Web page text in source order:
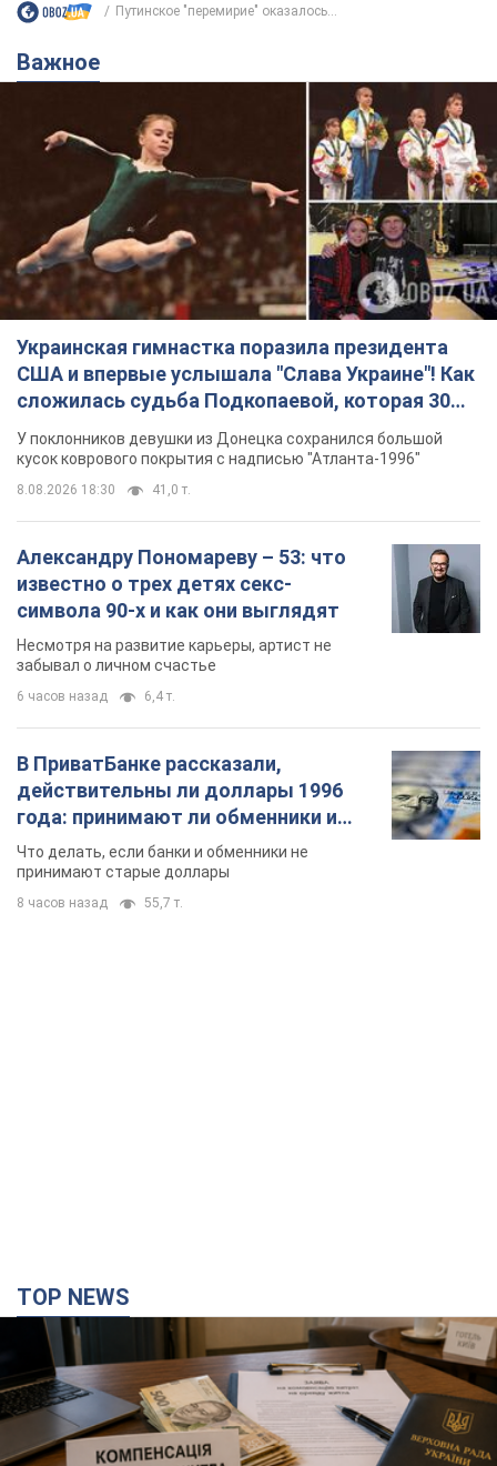
Путинское "перемирие" оказалось...
Важное
Украинская гимнастка поразила президента
США и впервые услышала "Слава Украине"! Как
сложилась судьба Подкопаевой, которая 30
лет назад завоевала "золото" Олимпиады
У поклонников девушки из Донецка сохранился большой
кусок коврового покрытия с надписью "Атланта-1996"
8.08.2026 18:30 41,0 т.
Александру Пономареву – 53: что
известно о трех детях секс-
символа 90-х и как они выглядят
Несмотря на развитие карьеры, артист не
забывал о личном счастье
6 часов назад 6,4 т.
В ПриватБанке рассказали,
действительны ли доллары 1996
года: принимают ли обменники и
банки такие купюры
Что делать, если банки и обменники не
принимают старые доллары
8 часов назад 55,7 т.
TOP NEWS